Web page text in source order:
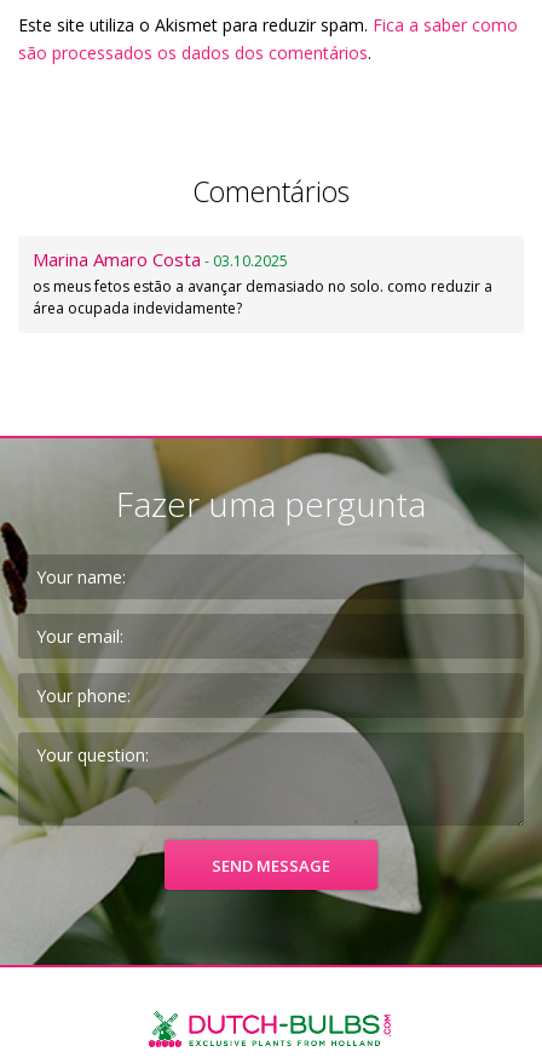
Este site utiliza o Akismet para reduzir spam. Fica a saber como
são processados os dados dos comentários.
Comentários
Marina Amaro Costa - 03.10.2025
os meus fetos estão a avançar demasiado no solo. como reduzir a
área ocupada indevidamente?
Fazer uma pergunta